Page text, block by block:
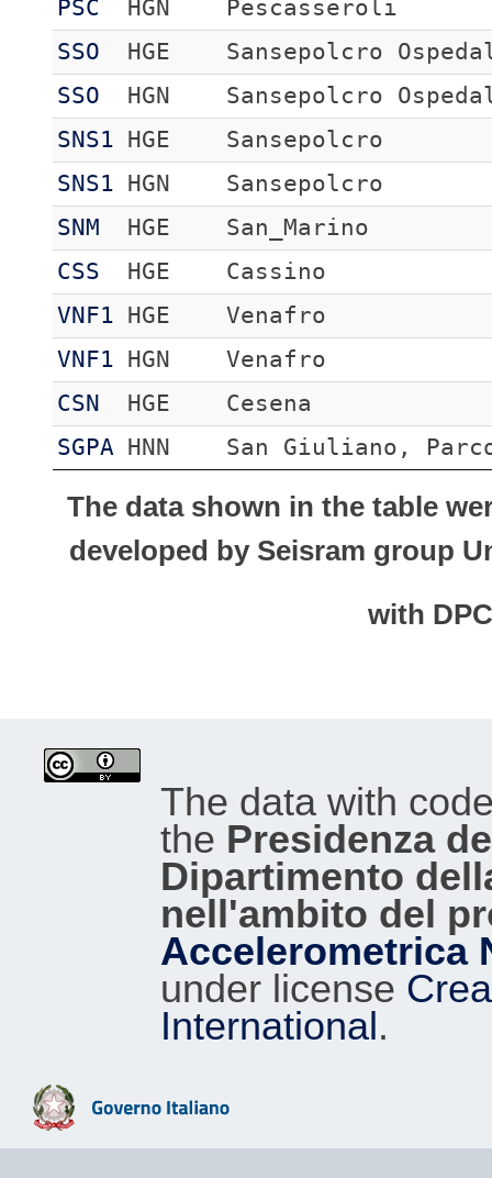
PSC HGN
Pescasseroli
SSO
HGE
Sansepolcro
SSO
HGN
Sansepolcro
SNS1
HGE
Sansepolcro
SNS1
HGN
Sansepolcro
SNM
HGE
San_Marino
CSS
HGE
Cassino
VNF1
HGE
Venafro
VNF1
HGN
Venafro
CSN
HGE
Cesena
SGPA
HNN San Giuliano,
The data shown in the table
developed by Seisram group
with
The data with
the Presidenza
Dipartimento
nell'ambito del
Accelerometrica
under license
International.